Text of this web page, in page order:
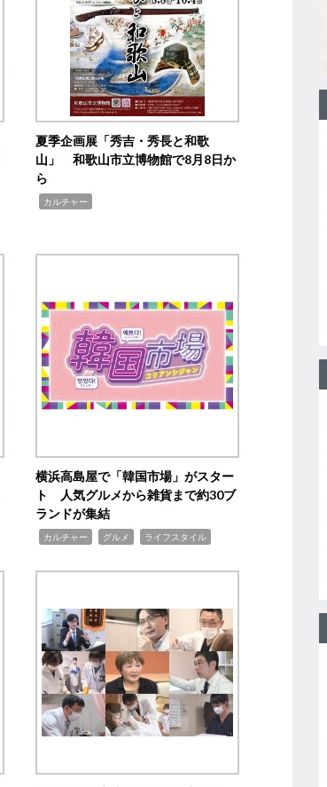
夏季企画展「秀吉・秀長と和歌
山」 和歌山市立博物館で8月8日か
ら
カルチャー
横浜高島屋で「韓国市場」がスター
ト 人気グルメから雑貨まで約30ブ
ランドが集結
カルチャー グルメ ライフスタイル